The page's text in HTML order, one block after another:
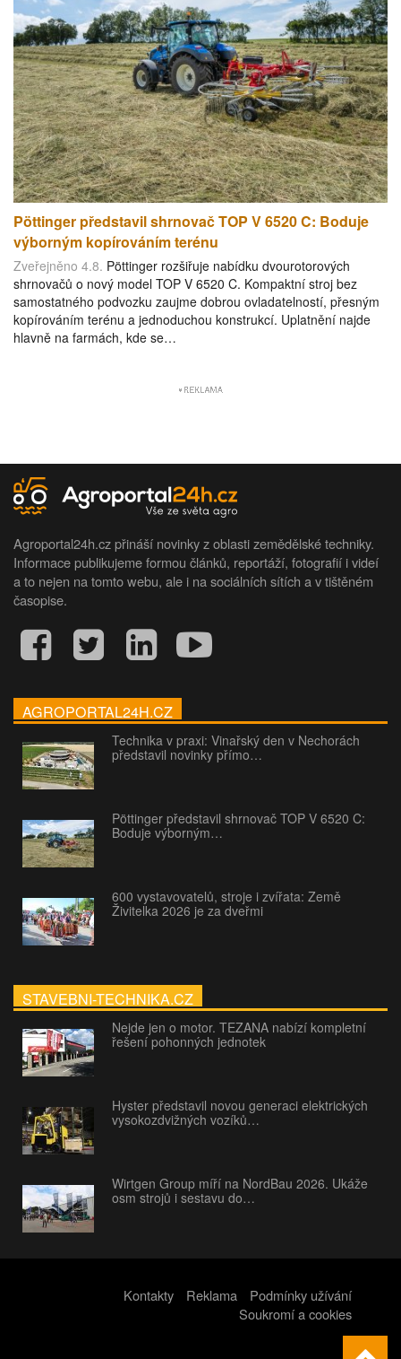
Pöttinger představil shrnovač TOP V 6520 C: Boduje
výborným kopírováním terénu
Zveřejněno 4.8. Pöttinger rozšiřuje nabídku dvourotorových
shrnovačů o nový model TOP V 6520 C. Kompaktní stroj bez
samostatného podvozku zaujme dobrou ovladatelností, přesným
kopírováním terénu a jednoduchou konstrukcí. Uplatnění najde
hlavně na farmách, kde se…
Agroportal24h.cz přináší novinky z oblasti zemědělské techniky.
Informace publikujeme formou článků, reportáží, fotografií i videí
a to nejen na tomto webu, ale i na sociálních sítích a v tištěném
časopise.
AGROPORTAL24H.CZ
Technika v praxi: Vinařský den v Nechorách
představil novinky přímo…
Pöttinger představil shrnovač TOP V 6520 C:
Boduje výborným…
600 vystavovatelů, stroje i zvířata: Země
Živitelka 2026 je za dveřmi
STAVEBNI-TECHNIKA.CZ
Nejde jen o motor. TEZANA nabízí kompletní
řešení pohonných jednotek
Hyster představil novou generaci elektrických
vysokozdvižných vozíků…
Wirtgen Group míří na NordBau 2026. Ukáže
osm strojů i sestavu do…
Kontakty Reklama
Podmínky užívání
Soukromí a cookies